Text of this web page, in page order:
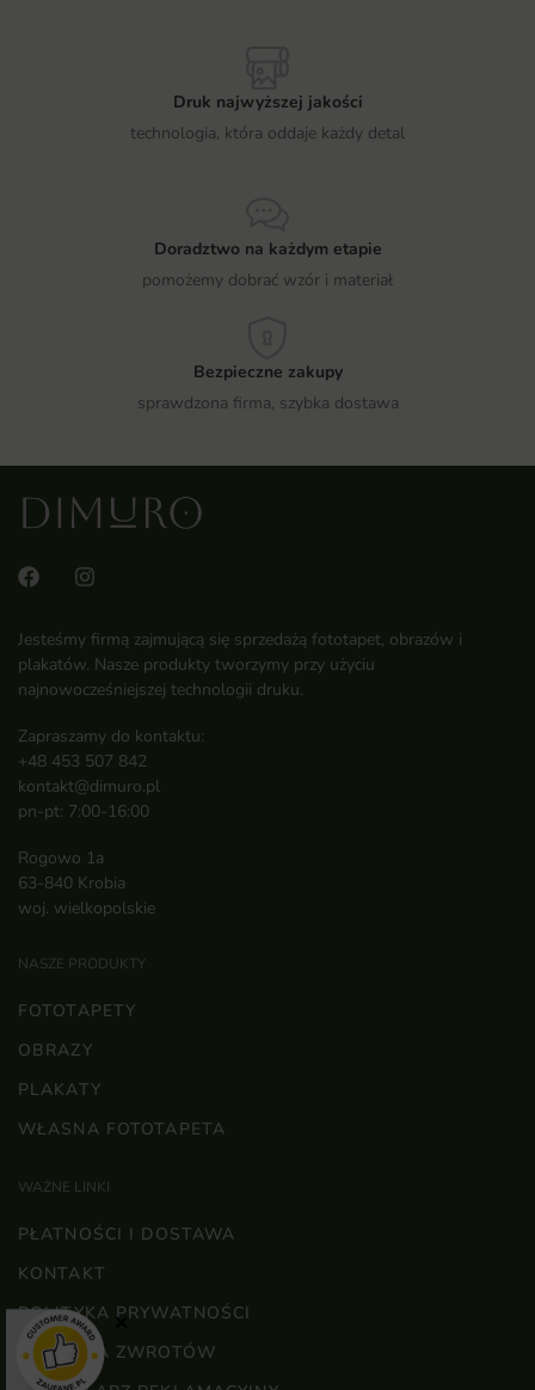
Druk najwyższej jakości
technologia, która oddaje każdy detal
Doradztwo na każdym etapie
pomożemy dobrać wzór i materiał
Bezpieczne zakupy
sprawdzona firma, szybka dostawa
Jesteśmy firmą zajmującą się sprzedażą fototapet, obrazów i
plakatów. Nasze produkty tworzymy przy użyciu
najnowocześniejszej technologii druku.
Zapraszamy do kontaktu:
+48 453 507 842
kontakt@dimuro.pl
pn-pt: 7:00-16:00
Rogowo 1a
63-840 Krobia
woj. wielkopolskie
NASZE PRODUKTY
FOTOTAPETY
OBRAZY
PLAKATY
WŁASNA FOTOTAPETA
WAŻNE LINKI
PŁATNOŚCI I DOSTAWA
KONTAKT
POLITYKA PRYWATNOŚCI
POLITYKA ZWROTÓW
×